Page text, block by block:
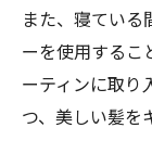
また、寝てい
ーを使用するこ
ーティンに取り
つ、美しい髪を